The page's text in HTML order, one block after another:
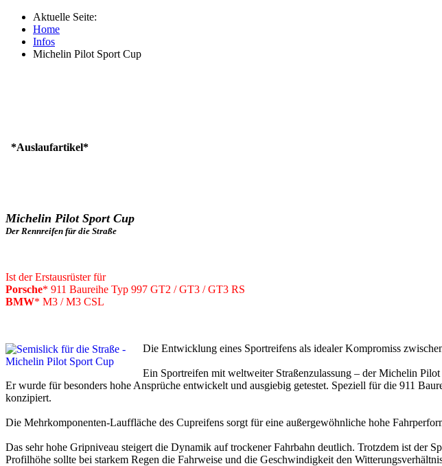
Aktuelle Seite:
Home
Infos
Michelin Pilot Sport Cup
*Auslaufartikel*
Michelin Pilot Sport Cup
Der Rennreifen für die Straße
Ist der Erstausrüster für
Porsche* 911 Baureihe Typ 997 GT2 / GT3 / GT3 RS
BMW* M3 / M3 CSL
Die Entwicklung eines Sportreifens als idealer Kompromiss
Ein Sportreifen mit weltweiter Straßenzulassung – der Michelin
Er wurde für besonders hohe Ansprüche entwickelt und ausgiebig getestet. Speziell für die 911
konzipiert.
Die Mehrkomponenten-Lauffläche des Cupreifens sorgt für eine außergewöhnliche hohe
Das sehr hohe Gripniveau steigert die Dynamik auf trockener Fahrbahn deutlich. Trotzdem ist der
Profilhöhe sollte bei starkem Regen die Fahrweise und die Geschwindigkeit den